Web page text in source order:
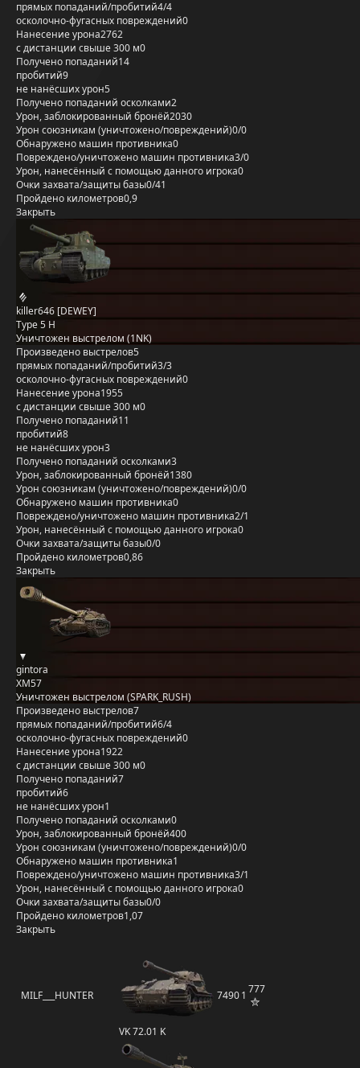
прямых попаданий/пробитий4/4
осколочно-фугасных повреждений0
Нанесение урона2762
с дистанции свыше 300 м0
Получено попаданий14
пробитий9
не нанёсших урон5
Получено попаданий осколками2
Урон, заблокированный бронёй2030
Урон союзникам (уничтожено/повреждений)0/0
Обнаружено машин противника0
Повреждено/уничтожено машин противника3/0
Урон, нанесённый с помощью данного игрока0
Очки захвата/защиты базы0/41
Пройдено километров0,9
Закрыть
killer646 [DEWEY]
Type 5 H
Уничтожен выстрелом (1NK)
Произведено выстрелов5
прямых попаданий/пробитий3/3
осколочно-фугасных повреждений0
Нанесение урона1955
с дистанции свыше 300 м0
Получено попаданий11
пробитий8
не нанёсших урон3
Получено попаданий осколками3
Урон, заблокированный бронёй1380
Урон союзникам (уничтожено/повреждений)0/0
Обнаружено машин противника0
Повреждено/уничтожено машин противника2/1
Урон, нанесённый с помощью данного игрока0
Очки захвата/защиты базы0/0
Пройдено километров0,86
Закрыть
gintora
XM57
Уничтожен выстрелом (SPARK_RUSH)
Произведено выстрелов7
прямых попаданий/пробитий6/4
осколочно-фугасных повреждений0
Нанесение урона1922
с дистанции свыше 300 м0
Получено попаданий7
пробитий6
не нанёсших урон1
Получено попаданий осколками0
Урон, заблокированный бронёй400
Урон союзникам (уничтожено/повреждений)0/0
Обнаружено машин противника1
Повреждено/уничтожено машин противника3/1
Урон, нанесённый с помощью данного игрока0
Очки захвата/защиты базы0/0
Пройдено километров1,07
Закрыть
MILF___HUNTER
VK 72.01 K
74901 777